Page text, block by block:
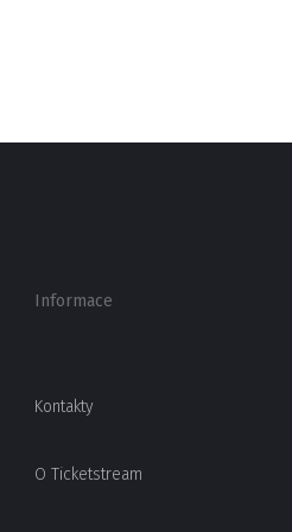
Informace
Kontakty
O Ticketstream